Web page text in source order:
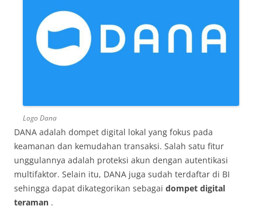
Logo Dana
DANA adalah dompet digital lokal yang fokus pada
keamanan dan kemudahan transaksi. Salah satu fitur
unggulannya adalah proteksi akun dengan autentikasi
multifaktor. Selain itu, DANA juga sudah terdaftar di BI
sehingga dapat dikategorikan sebagai dompet digital
teraman .